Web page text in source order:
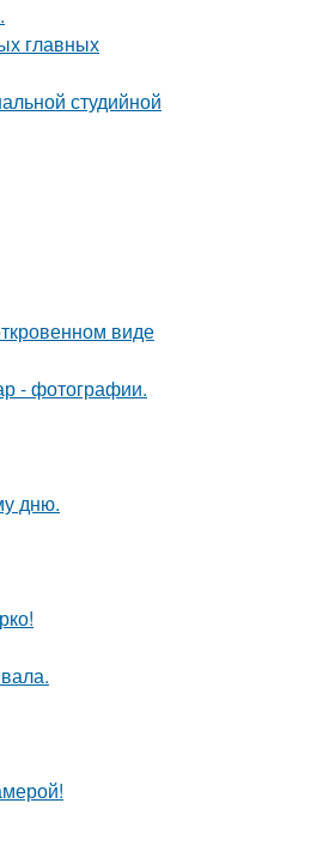
главных
студийной
виде
- фотографии.
дню.